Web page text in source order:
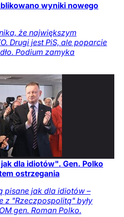
wyniki nowego
że największym
Drugi jest PiS, ale poparcie
Podium zamyka
dla idiotów". Gen. Polko
ostrzegania
pisane jak dla idiotów –
z "Rzeczpospolitą" były
gen. Roman Polko.